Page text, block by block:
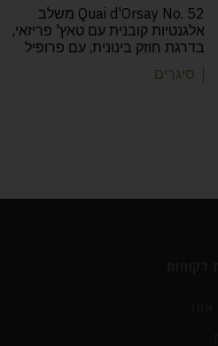
Quai d'Orsay No. 52 משלב
אלגנטיות קובנית עם טאץ' פריזאי,
בדרגת חוזק בינונית, עם פרופיל
| סיגרים